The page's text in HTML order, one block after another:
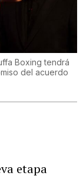
Boxing tendrá
del acuerdo
etapa